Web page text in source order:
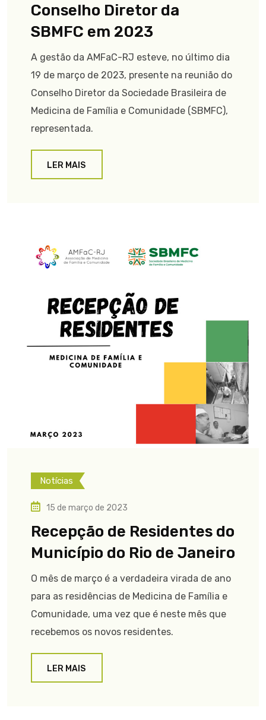
Conselho Diretor da
SBMFC em 2023
A gestão da AMFaC-RJ esteve, no último dia
19 de março de 2023, presente na reunião do
Conselho Diretor da Sociedade Brasileira de
Medicina de Família e Comunidade (SBMFC),
representada.
LER MAIS
Notícias
15 de março de 2023
Recepção de Residentes do
Município do Rio de Janeiro
O mês de março é a verdadeira virada de ano
para as residências de Medicina de Família e
Comunidade, uma vez que é neste mês que
recebemos os novos residentes.
LER MAIS